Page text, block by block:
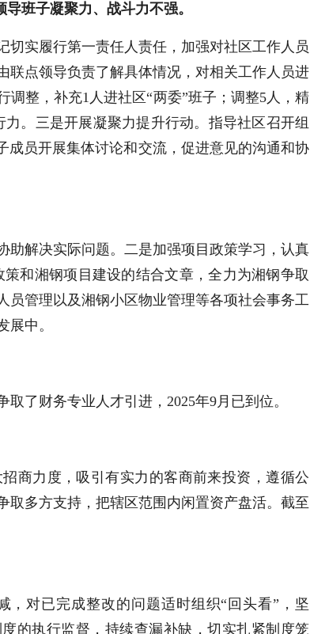
班子凝聚力、战斗力不强。
切实履行第一责任人责任，加强对社区工作人员
联点领导负责了解具体情况，对相关工作人员进
调整，补充1人进社区“两委”班子；调整5人，精
力。三是开展凝聚力提升行动。指导社区召开组
成员开展集体讨论和交流，促进意见的沟通和协
助解决实际问题。二是加强项目政策学习，认真
和湘钢项目建设的结合文章，全力为湘钢争取
员管理以及湘钢小区物业管理等各项社会事务工
中。
取了财务专业人才引进 ， 2025年9月已到位。
商力度，吸引有实力的客商前来投资，遵循公
多方支持，把辖区范围内闲置资产盘活。 截至
，对已完成整改的问题适时组织“回头看”，坚
的执行监督，持续查漏补缺，切实扎紧制度笼